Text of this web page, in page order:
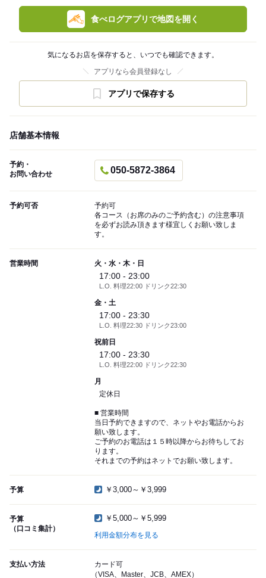
食べログアプリで地図を開く
気になるお店を保存すると、いつでも確認できます。
アプリなら会員登録なし
アプリで保存する
店舗基本情報
予約・
お問い合わせ
050-5872-3864
予約可否
予約可
各コース（お席のみのご予約含む）の注意事項
を必ずお読み頂きます様宜しくお願い致しま
す。
営業時間 火・水・木・日
17:00 - 23:00
L.O. 料理22:00 ドリンク22:30
金・土
17:00 - 23:30
L.O. 料理22:30 ドリンク23:00
祝前日
17:00 - 23:30
L.O. 料理22:00 ドリンク22:30
月
定休日
■ 営業時間
当日予約できますので、ネットやお電話からお
願い致します。
ご予約のお電話は１５時以降からお待ちしてお
ります。
それまでの予約はネットでお願い致します。
予算 ￥3,000～￥3,999
予算
（口コミ集計）
￥5,000～￥5,999
利用金額分布を見る
支払い方法
カード可
（VISA、Master、JCB、AMEX）